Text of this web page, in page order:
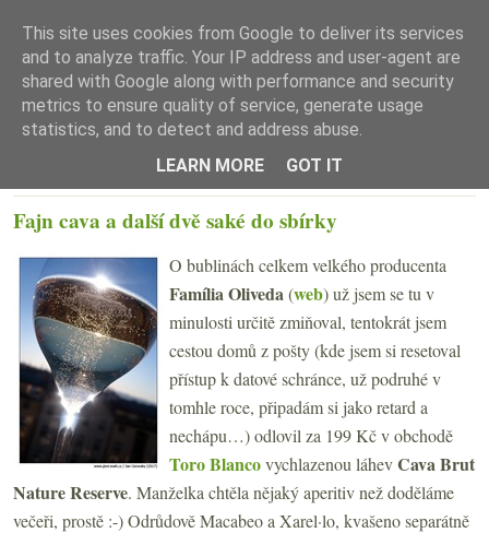
☰ Menu
Fajn cava a další dvě saké do sbírky
O bublinách celkem velkého producenta
Família Oliveda(web) už jsem se tu v
minulosti určitě zmiňoval, tentokrát jsem
cestou domů z pošty (kde jsem si resetoval
přístup k datové schránce, už podruhé v
tomhle roce, připadám si jako retard a
nechápu…)odlovil za 199 Kč v obchodě
Toro Blancovychlazenou láhevCava Brut
NatureReserve. Manželka chtěla nějaký aperitiv než doděláme
večeři, prostě :-) Odrůdově Macabeo a Xarel·lo, kvašeno separátně
This site uses cookies from Google to deliver its services
and to analyze traffic. Your IP address and user-agent are
shared with Google along with performance and security
metrics to ensure quality of service, generate usage
statistics, and to detect and address abuse.
LEARN MORE
GOT IT